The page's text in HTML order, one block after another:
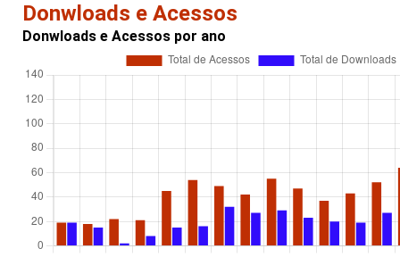
Donwloads e Acessos
Donwloads e Acessos por ano